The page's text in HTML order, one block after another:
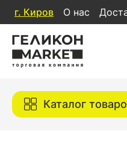
г. Киров О нас
Каталог
Набор
В наличии